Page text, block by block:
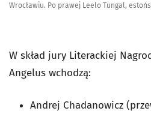
Wrocławiu. Po prawej Leelo Tungal,
W skład jury Literackiej
Angelus wchodzą:
Andrej Chadanowicz